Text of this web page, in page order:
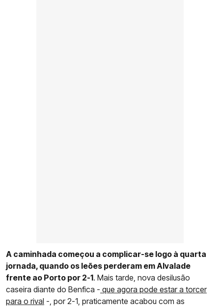
A caminhada começou a complicar-se logo à quarta
jornada, quando os leões perderam em Alvalade
frente ao Porto por 2-1. Mais tarde, nova desilusão
caseira diante do Benfica - que agora pode estar a torcer
para o rival -, por 2-1, praticamente acabou com as